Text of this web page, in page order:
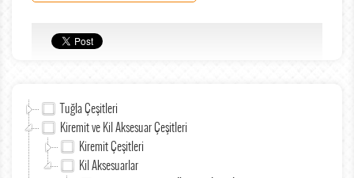
Tuğla Çeşitleri
Kiremit ve Kil Aksesuar Çeşitleri
Kiremit Çeşitleri
Kil Aksesuarlar